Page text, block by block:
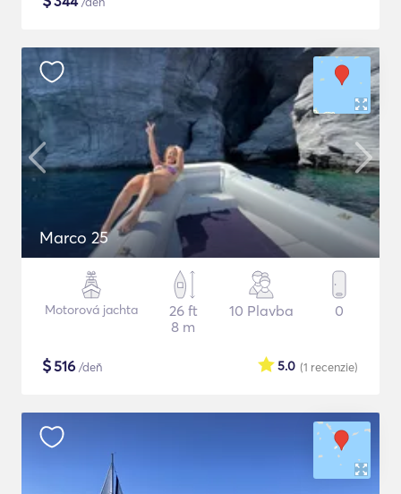
Marco 25
Motorová jachta
26 ft
8 m
10 Plavba 0
$516 /deň (1 recenzie)
5.0